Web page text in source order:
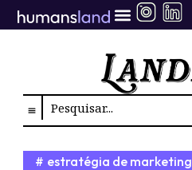
para
Search
estratégia de marketing